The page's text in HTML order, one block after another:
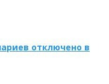
отключено в